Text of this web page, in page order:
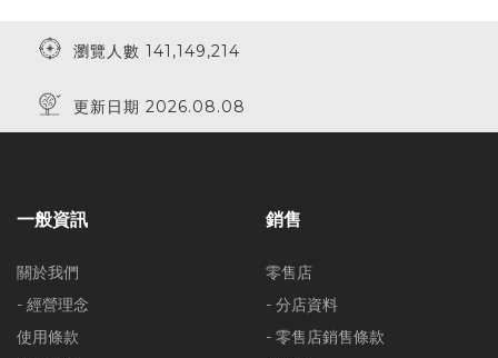
瀏覽人數 141,149,214
更新日期 2026.08.08
一般資訊
關於我們
- 經營理念
使用條款
銷售
零售店
- 分店資料
- 零售店銷售條款